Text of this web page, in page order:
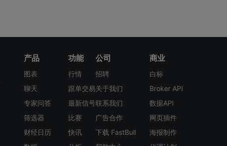
产品
图表
聊天
专家问答
筛选器
财经日历
功能
行情
跟单交易
最新信号
比赛
快讯
公司
招聘
关于我们
联系我们
广告合作
下载 FastBull
商业
白标
Broker API
数据API
网页插件
海报制作